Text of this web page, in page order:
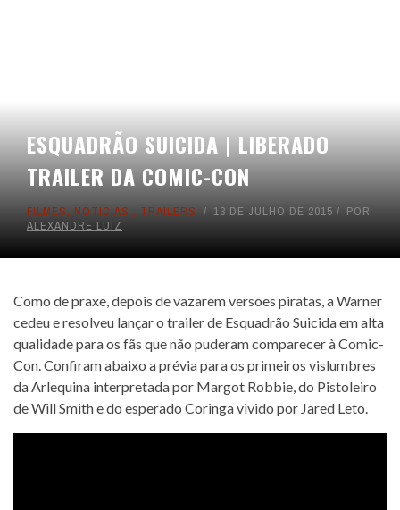
ESQUADRÃO SUICIDA | LIBERADO
TRAILER DA COMIC-CON
FILMES, NOTICIAS , TRAILERS 13 DE JULHO DE 2015
POR
ALEXANDRE LUIZ
Como de praxe, depois de vazarem versões piratas, a Warner
cedeu e resolveu lançar o trailer de Esquadrão Suicida em alta
qualidade para os fãs que não puderam comparecer à Comic-
Con. Confiram abaixo a prévia para os primeiros vislumbres
da Arlequina interpretada por Margot Robbie, do Pistoleiro
de Will Smith e do esperado Coringa vivido por Jared Leto.